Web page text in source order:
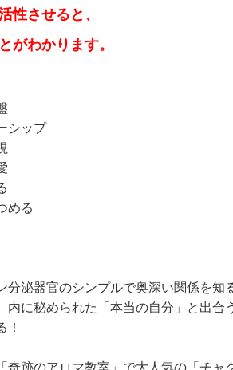
性させると、
がわかります。
シップ
める
分泌器官のシンプルで奥深い関係を知
内に秘められた「本当の自分」と出合
！
奇跡のアロマ教室」で大人気の「チャ